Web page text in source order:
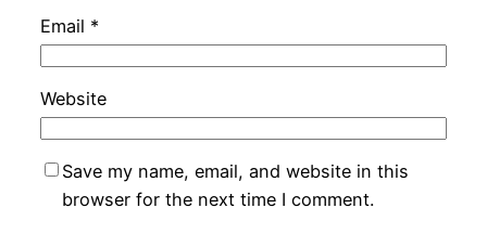
Email *
Website
Save my name, email, and website in this
browser for the next time I comment.